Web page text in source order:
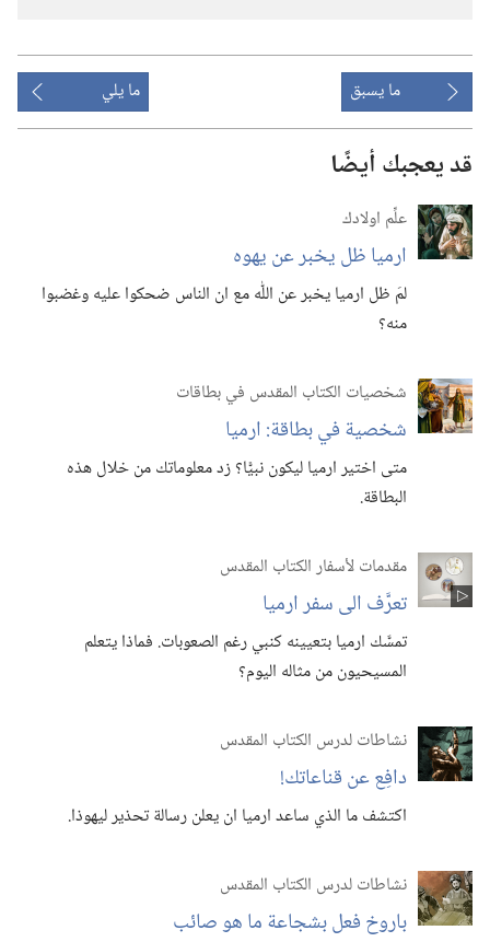
ما يسبق ما يلي
قد يعجبك أيضًا
علِّم اولادك
ارميا ظل يخبر عن يهوه
لمَ ظل ارميا يخبر عن اللّٰه مع ان الناس ضحكوا عليه وغضبوا
منه؟‏
شخصيات الكتاب المقدس في بطاقات
شخصية في بطاقة:‏ ارميا
متى اختير ارميا ليكون نبيًّا؟‏ زد معلوماتك من خلال هذه
البطاقة.‏
مقدمات لأسفار الكتاب المقدس
تعرَّف الى سفر ارميا
تمسَّك ارميا بتعيينه كنبي رغم الصعوبات.‏ فماذا يتعلم
المسيحيون من مثاله اليوم؟‏
نشاطات لدرس الكتاب المقدس
دافِع عن قناعاتك!‏
اكتشف ما الذي ساعد ارميا ان يعلن رسالة تحذير ليهوذا.‏
نشاطات لدرس الكتاب المقدس
باروخ فعل بشجاعة ما هو صائب